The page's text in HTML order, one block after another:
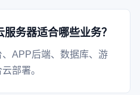
务器适合哪些业务？
APP后端、数据库、游
部署。